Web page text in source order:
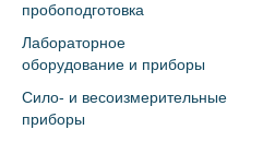
пробоподготовка
Лабораторное
оборудование и приборы
Сило- и весоизмерительные
приборы